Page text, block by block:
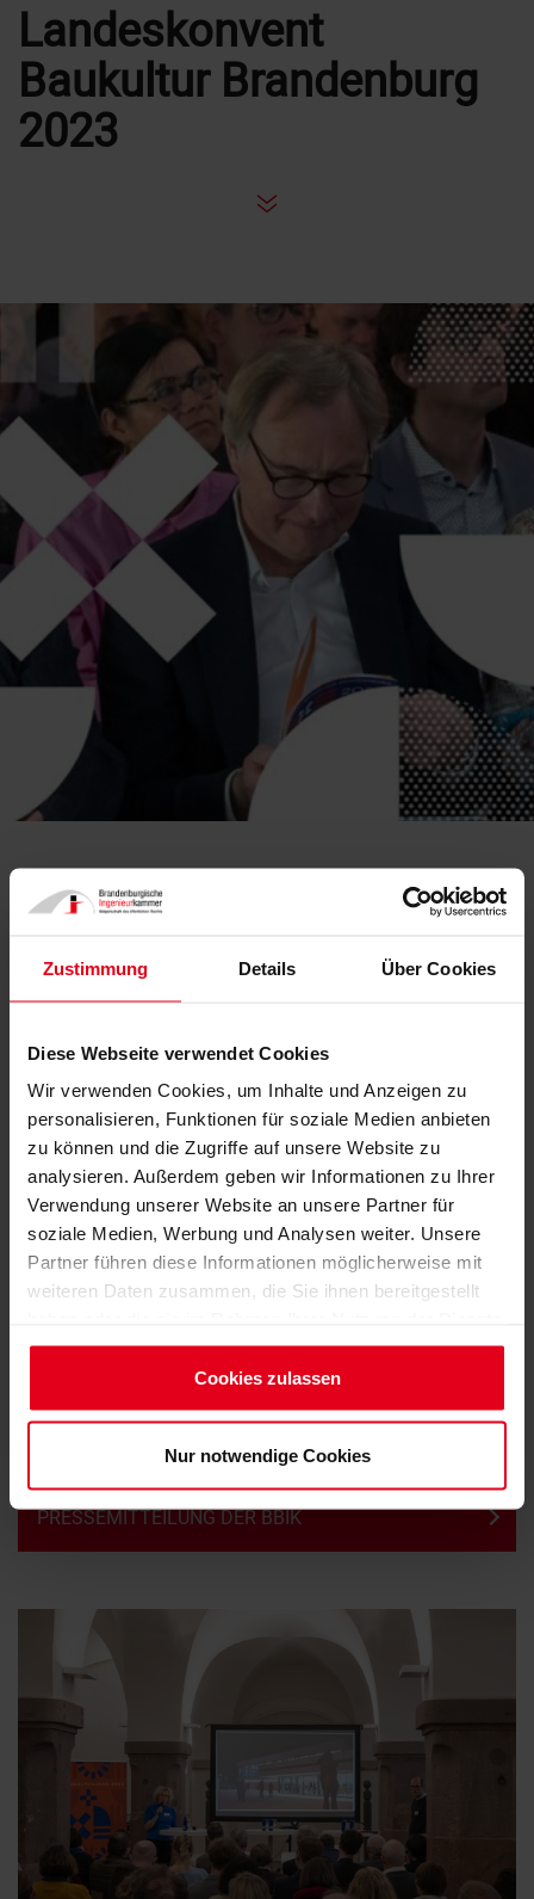
Zustimmung Details Über Cookies
Diese Webseite verwendet Cookies
Wir verwenden Cookies, um Inhalte und Anzeigen zu
personalisieren, Funktionen für soziale Medien anbieten
zu können und die Zugriffe auf unsere Website zu
analysieren. Außerdem geben wir Informationen zu Ihrer
Verwendung unserer Website an unsere Partner für
soziale Medien, Werbung und Analysen weiter. Unsere
Partner führen diese Informationen möglicherweise mit
weiteren Daten zusammen, die Sie ihnen bereitgestellt
gesammelt haben.
Datenschutzerklärung
Cookies zulassen
Nur notwendige Cookies
Landeskonvent
Baukultur Brandenburg
2023
Die Bewältigung des Klimawandels, der Weg in eine neue
Umbaukultur, der Schutz des baukulturellen Erbes, die
Förderung der Baukultur in städtischen und ländlichen
Räumen, die Sicherstellung einer breiten Beteiligung der...
PRESSEMITTEILUNG DER BBIK